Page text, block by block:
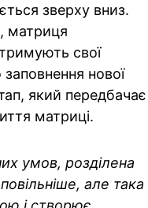
зверху вниз.
матриця
свої
нової
який передбачає
матриці.
умов, розділена
але така